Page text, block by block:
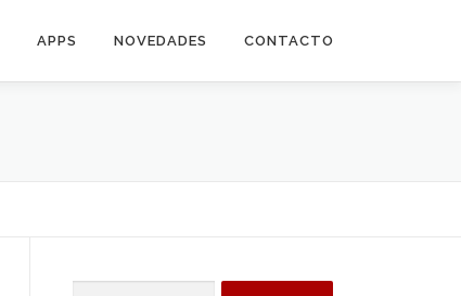
APPS NOVEDADES CONTACTO